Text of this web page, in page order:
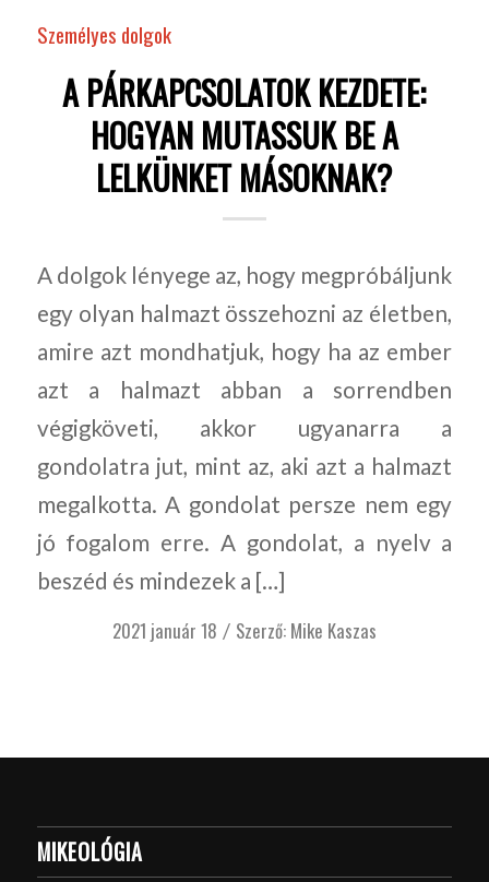
Személyes dolgok
A PÁRKAPCSOLATOK KEZDETE:
HOGYAN MUTASSUK BE A
LELKÜNKET MÁSOKNAK?
A dolgok lényege az, hogy megpróbáljunk
egy olyan halmazt összehozni az életben,
amire azt mondhatjuk, hogy ha az ember
azt a halmazt abban a sorrendben
végigköveti, akkor ugyanarra a
gondolatra jut, mint az, aki azt a halmazt
megalkotta. A gondolat persze nem egy
jó fogalom erre. A gondolat, a nyelv a
beszéd és mindezek a […]
2021 január 18 / Szerző: Mike Kaszas
MIKEOLÓGIA